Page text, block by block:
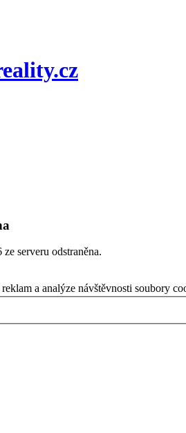
serveru odstraněna.
a analýze návštěvnosti soubory